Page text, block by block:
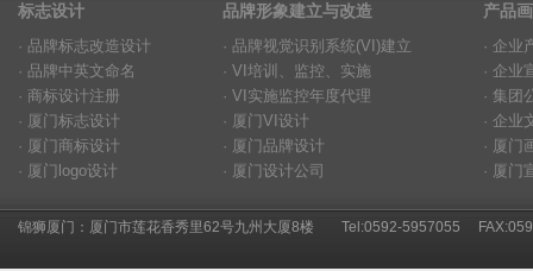
标志设计
· 品牌标志改造设计
· 品牌中英文命名
· 商标设计注册
· 厦门标志设计
· 厦门商标设计
· 厦门logo设计
品牌形象建立与改造
· 品牌视觉识别系统(VI)建立
· VI培训、监控、实施
· VI实施监控年度代理
· 厦门VI设计
· 厦门品牌设计
· 厦门设计公司
产品
· 企业
· 企业
· 集团
· 企业
· 厦门
· 厦门
锦狮厦门：厦门市莲花香秀里62号九州大厦8楼 Tel:0592-5957055